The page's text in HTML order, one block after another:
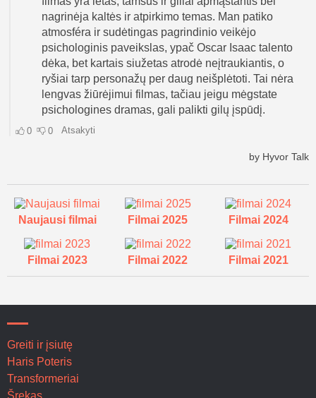
Naujausi filmai Filmai 2025 Filmai 2024
Filmai 2023 Filmai 2022 Filmai 2021
Greiti ir įsiutę
Haris Poteris
Transformeriai
Šrekas